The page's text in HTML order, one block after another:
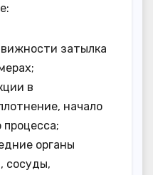
затылка
в
начало
процесса;
органы
сосуды,